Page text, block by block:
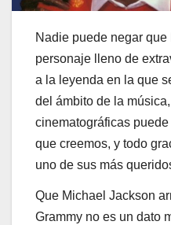
Nadie puede negar
personaje lleno de
a la leyenda en la que
del ámbito de la
cinematográficas
que creemos, y todo
uno de sus más
Que Michael Jackson
Grammy no es un dato